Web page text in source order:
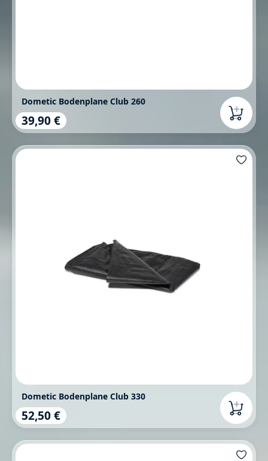
Dometic Bodenplane Club 260
Regulärer Preis:
39,90 €
Dometic Bodenplane Club 330
Regulärer Preis:
52,50 €